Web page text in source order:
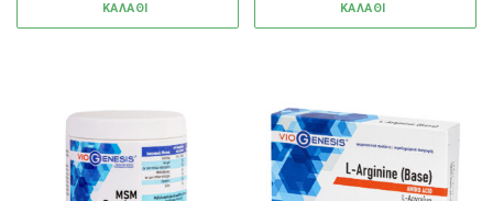
ΚΑΛΑΘΙ ΚΑΛΑΘΙ